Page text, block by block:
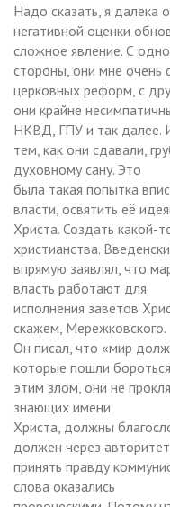
Надо сказать, я далека
негативной оценки
сложное явление. С
стороны, они мне очень
церковных реформ, с
они крайне
НКВД, ГПУ и так далее.
тем, как они сдавали,
духовному сану. Это
была такая попытка
власти, освятить её
Христа. Создать какой-
христианства.
впрямую заявлял, что
власть работают для
исполнения заветов
скажем, Мережковского.
Он писал, что «мир
которые пошли
этим злом, они не
знающих имени
Христа, должны
должен через
принять правду
слова оказались